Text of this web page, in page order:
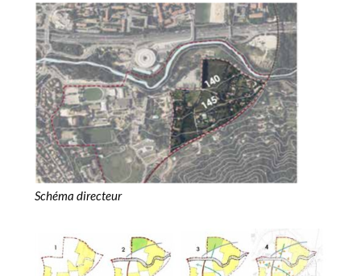
Schéma directeur